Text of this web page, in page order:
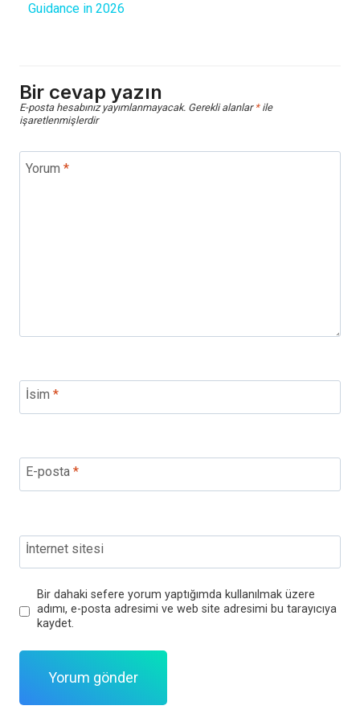
Guidance in 2026
Bir cevap yazın
E-posta hesabınız yayımlanmayacak. Gerekli alanlar *ile
işaretlenmişlerdir
Yorum *
İsim *
E-posta *
İnternet sitesi
Bir dahaki sefere yorum yaptığımda kullanılmak üzere
adımı, e-posta adresimi ve web site adresimi bu tarayıcıya
kaydet.